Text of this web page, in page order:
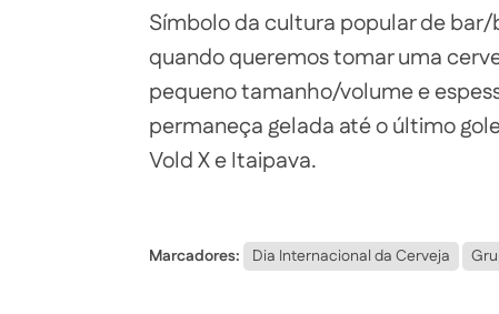
Símbolo da cultura popular de
quando queremos tomar uma
pequeno tamanho/volume e
permaneça gelada até o último
Vold X e Itaipava.
Marcadores: Dia Internacional da Cerveja